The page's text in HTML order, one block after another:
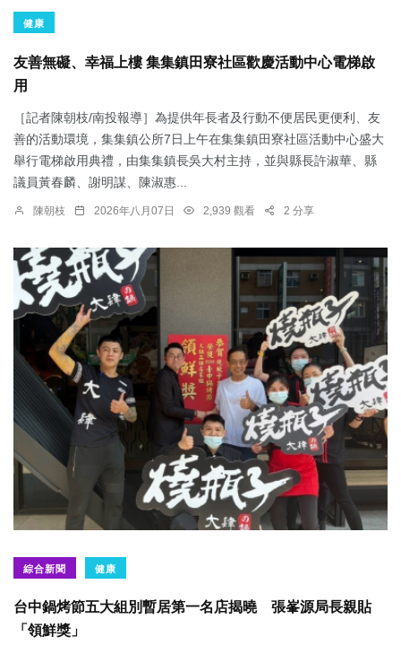
健康
友善無礙、幸福上樓 集集鎮田寮社區歡慶活動中心電梯啟
用
［記者陳朝枝/南投報導］為提供年長者及行動不便居民更便利、友
善的活動環境，集集鎮公所7日上午在集集鎮田寮社區活動中心盛大
舉行電梯啟用典禮，由集集鎮長吳大村主持，並與縣長許淑華、縣
議員黃春麟、謝明謀、陳淑惠...
陳朝枝 2026年八月07日 2,939 觀看 2 分享
綜合新聞 健康
台中鍋烤節五大組別暫居第一名店揭曉 張峯源局長親貼
「領鮮獎」